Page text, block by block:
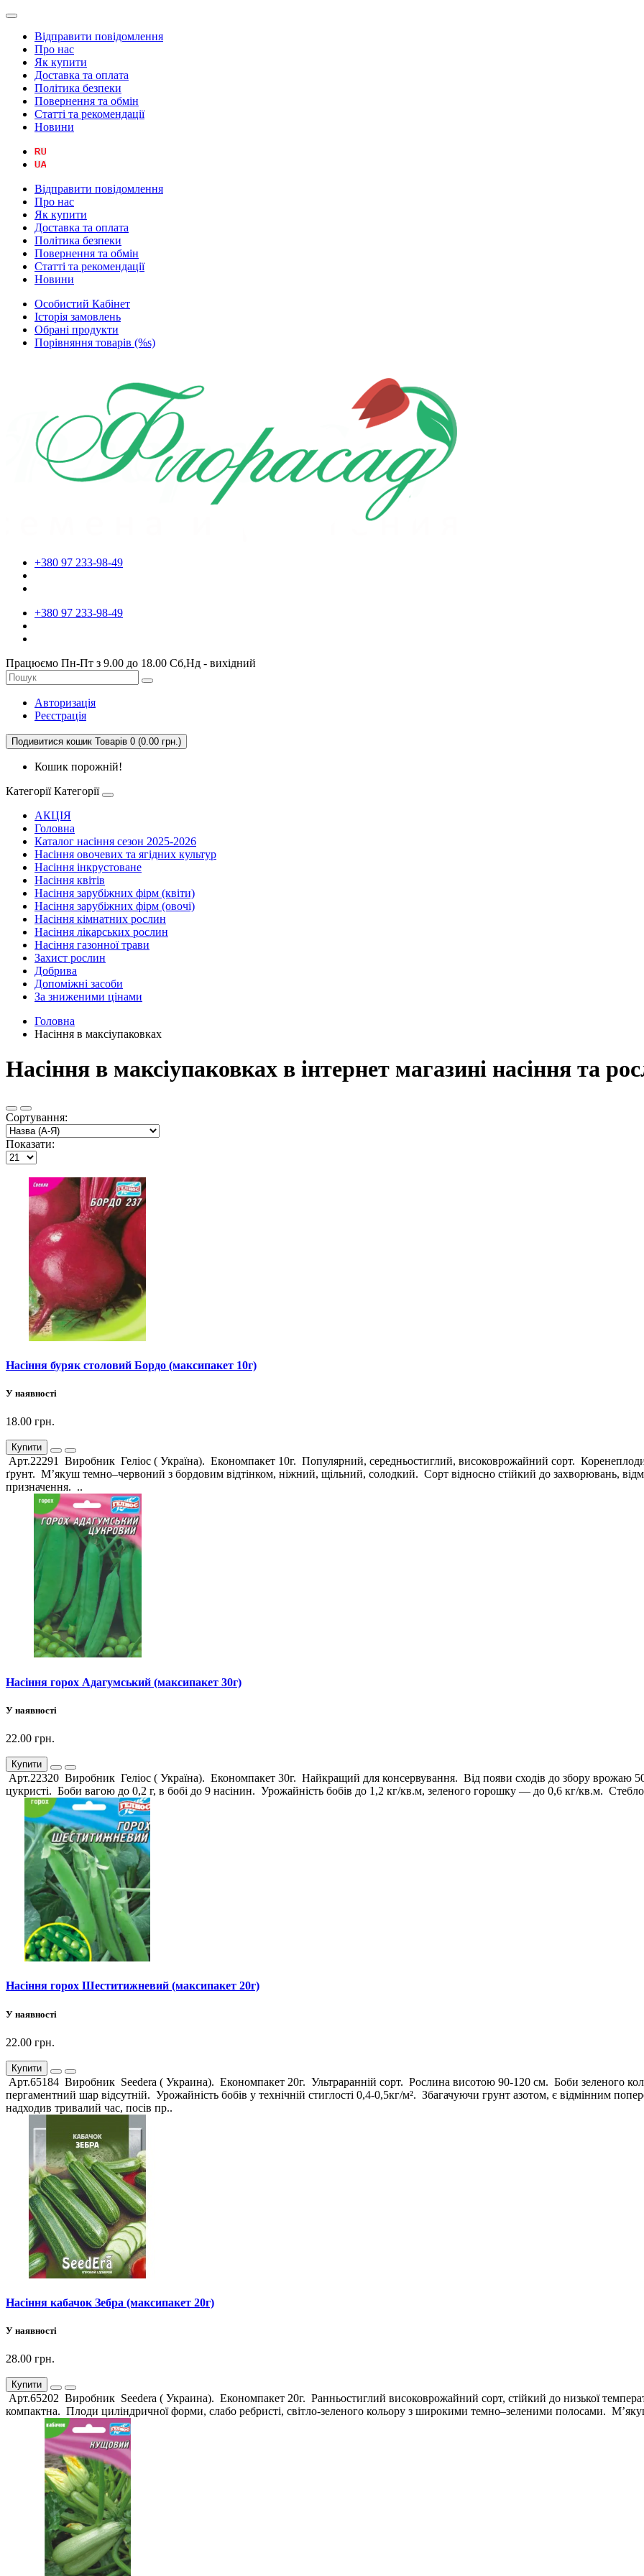
Відправити повідомлення
Про нас
Як купити
Доставка та оплата
Політика безпеки
Повернення та обмін
Статті та рекомендації
Новини
Відправити повідомлення
Про нас
Як купити
Доставка та оплата
Політика безпеки
Повернення та обмін
Статті та рекомендації
Новини
Особистий Кабінет
Історія замовлень
Обрані продукти
Порівняння товарів (%s)
+380 97 233-98-49
+380 97 233-98-49
Працюємо Пн-Пт з 9.00 до 18.00 Сб,Нд - вихідний
Авторизація
Реєстрація
Подивитися кошик Товарів 0 (0.00 грн.)
Кошик порожній!
Категорії Категорії
АКЦІЯ
Головна
Каталог насіння сезон 2025-2026
Насіння овочевих та ягідних культур
Насіння інкрустоване
Насіння квітів
Насіння зарубіжних фірм (квіти)
Насіння зарубіжних фірм (овочі)
Насіння кімнатних рослин
Насіння лікарських рослин
Насіння газонної трави
Захист рослин
Добрива
Допоміжні засоби
За зниженими цінами
Головна
Насіння в максіупаковках
Насіння в максіупаковках в інтернет магазині насіння та
Сортування:
Показати:
Насіння буряк столовий Бордо (максипакет 10г)
У наявності
18.00 грн.
Купити
Арт.22291 Виробник Геліос ( Україна). Економпакет 10г. Популярний, середньостиглий, високоврожайний сорт.
ґрунт. М’якуш темно–червоний з бордовим відтінком, ніжний, щільний, солодкий. Сорт відносно стійкий до захворювань,
призначення. ..
Насіння горох Адагумський (максипакет 30г)
У наявності
22.00 грн.
Купити
Арт.22320 Виробник Геліос ( Україна). Економпакет 30г. Найкращий для консервування. Від появи сходів до збору врожаю
цукристі. Боби вагою до 0,2 г, в бобі до 9 насінин. Урожайність бобів до 1,2 кг/кв.м, зеленого горошку — до 0,6 кг/кв.м.
Насіння горох Шеститижневий (максипакет 20г)
У наявності
22.00 грн.
Купити
Арт.65184 Виробник Seedera ( Украина). Економпакет 20г. Ультраранній сорт. Рослина висотою 90-120 см. Боби зеленого
пергаментний шар відсутній. Урожайність бобів у технічній стиглості 0,4-0,5кг/м². Збагачуючи грунт азотом, є відмінним
надходив тривалий час, посів пр..
Насіння кабачок Зебра (максипакет 20г)
У наявності
28.00 грн.
Купити
Арт.65202 Виробник Seedera ( Украина). Економпакет 20г. Ранньостиглий високоврожайний сорт, стійкий до низької
компактна. Плоди циліндричної форми, слабо ребристі, світло-зеленого кольору з широкими темно–зеленими полосами.